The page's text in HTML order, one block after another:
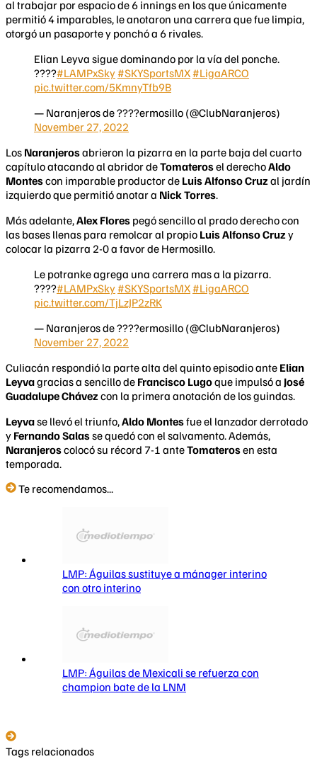
al trabajar por espacio de 6 innings en los que únicamente
permitió 4 imparables, le anotaron una carrera que fue limpia,
otorgó un pasaporte y ponchó a 6 rivales.
Elian Leyva sigue dominando por la vía del ponche.
????#LAMPxSky #SKYSportsMX #LigaARCO
pic.twitter.com/5KmnyTfb9B
— Naranjeros de ????ermosillo (@ClubNaranjeros)
November 27, 2022
Los Naranjerosabrieron la pizarra en la parte baja del cuarto
capítulo atacando al abridor deTomaterosel derechoAldo
Montescon imparable productor de Luis Alfonso Cruz al jardín
izquierdo que permitió anotar a Nick Torres.
Más adelante,Alex Flores pegó sencillo al prado derecho con
las bases llenas para remolcar al propio Luis Alfonso Cruz y
colocar la pizarra 2-0 a favor de Hermosillo.
Le potranke agrega una carrera mas a la pizarra.
????#LAMPxSky #SKYSportsMX #LigaARCO
pic.twitter.com/TjLzJP2zRK
— Naranjeros de ????ermosillo (@ClubNaranjeros)
November 27, 2022
Culiacán respondió la parte alta del quinto episodio ante Elian
Leyvagracias a sencillo de Francisco Lugoque impulsó a José
Guadalupe Chávez con la primera anotación de los guindas.
Leyvase llevó el triunfo,Aldo Montesfue el lanzador derrotado
y Fernando Salasse quedó con el salvamento. Además,
Naranjeroscolocó su récord 7-1 anteTomaterosen esta
temporada.
Te recomendamos...
LMP: Águilas sustituye a mánager interino
con otro interino
LMP: Águilas de Mexicali se refuerza con
champion bate de la LNM
Tags relacionados